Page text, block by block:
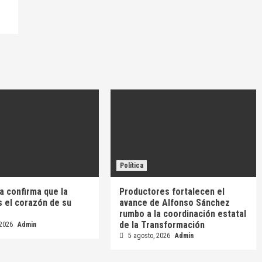
confirma que la
el corazón de su
Admin
Política
Productores fortalecen el
avance de Alfonso Sánchez
rumbo a la coordinación estatal
de la Transformación
5 agosto, 2026 Admin